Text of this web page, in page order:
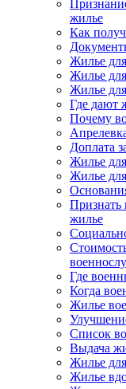
жилье
Как
Жилье
Жилье
Жилье
Где дают
Почему
Доплата
Жилье
Жилье
жилье
Где
Когда
Жилье
Список
Выдача
Жилье
Жилье